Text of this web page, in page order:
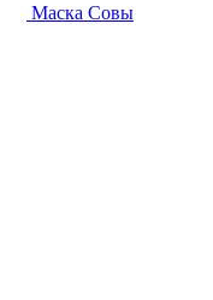
Маска Совы